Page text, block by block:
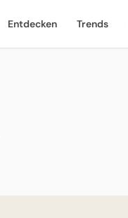
Entdecken Trends